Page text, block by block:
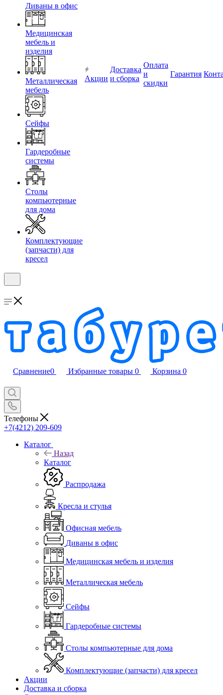
Диваны в офис
Медицинская
мебель и
изделия
Металлическая
мебель
Сейфы
Гардеробные
системы
Столы
компьютерные
для дома
Комплектующие
(запчасти) для
кресел
Акции
Доставка
и сборка
Оплата
и
скидки
Гарантия
Сравнение0 Избранные товары 0 Корзина 0
Телефоны
+7(4212) 209-609
Каталог
Назад
Каталог
Распродажа
Кресла и стулья
Офисная мебель
Диваны в офис
Медицинская мебель и изделия
Металлическая мебель
Сейфы
Гардеробные системы
Столы компьютерные для дома
Комплектующие (запчасти) для кресел
Акции
Доставка и сборка